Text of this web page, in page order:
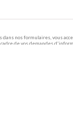
nos formulaires, vous
de vos demandes